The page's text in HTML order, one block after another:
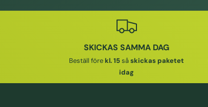
SKICKAS SAMMA DAG
Beställ före kl. 15såskickas paketet
idag